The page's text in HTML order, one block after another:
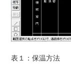
表１：保温方法